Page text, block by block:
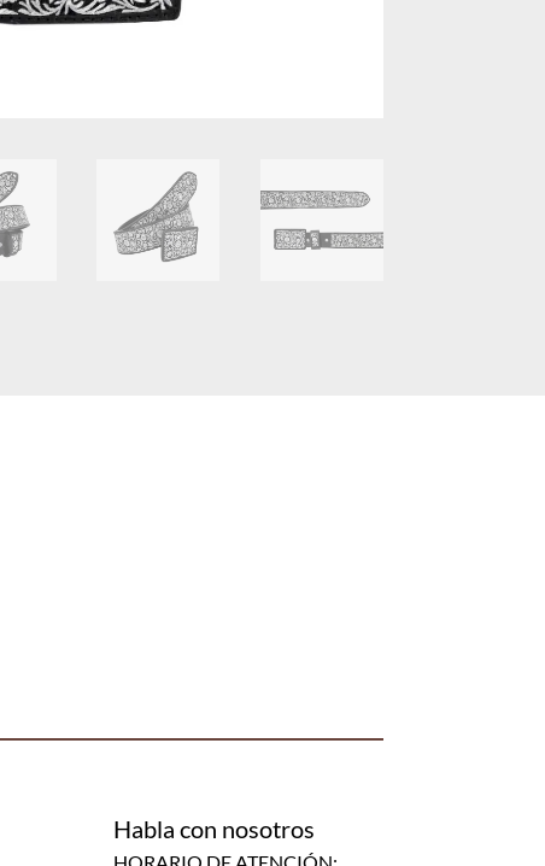
Habla con nosotros
HORARIO DE ATENCIÓN: